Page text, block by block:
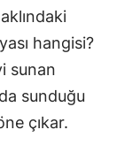
hangisi?
sunan
sunduğu
çıkar.